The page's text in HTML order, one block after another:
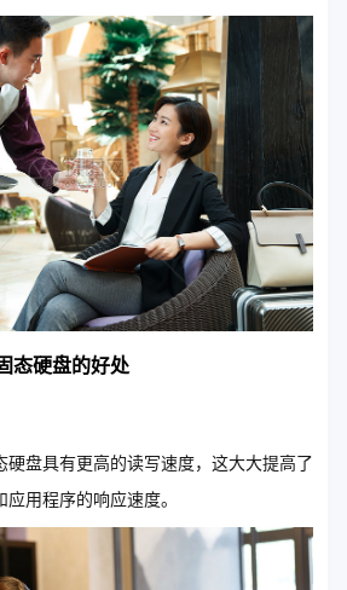
态硬盘的好处
硬盘具有更高的读写速度，这大大提高了
用程序的响应速度。